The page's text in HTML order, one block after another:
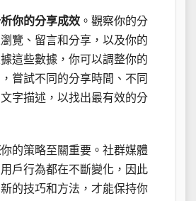
你的分享成效 。觀察你的分
覽、留言和分享，以及你的
這些數據，你可以調整你的
嘗試不同的分享時間、不同
字描述，以找出最有效的分
你的策略至關重要。社群媒體
戶行為都在不斷變化，因此
的技巧和方法，才能保持你